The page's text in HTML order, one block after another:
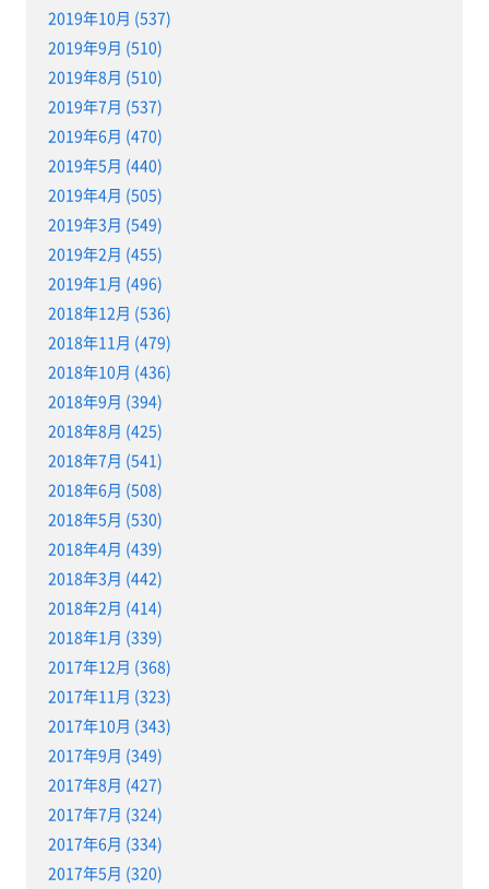
2019年10月 (537)
2019年9月 (510)
2019年8月 (510)
2019年7月 (537)
2019年6月 (470)
2019年5月 (440)
2019年4月 (505)
2019年3月 (549)
2019年2月 (455)
2019年1月 (496)
2018年12月 (536)
2018年11月 (479)
2018年10月 (436)
2018年9月 (394)
2018年8月 (425)
2018年7月 (541)
2018年6月 (508)
2018年5月 (530)
2018年4月 (439)
2018年3月 (442)
2018年2月 (414)
2018年1月 (339)
2017年12月 (368)
2017年11月 (323)
2017年10月 (343)
2017年9月 (349)
2017年8月 (427)
2017年7月 (324)
2017年6月 (334)
2017年5月 (320)